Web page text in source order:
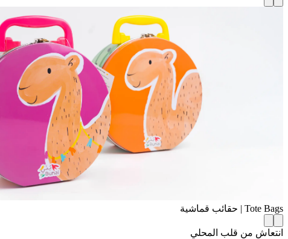
Tote Bags | حقائب قماشية
انتعاش من قلب المحلي